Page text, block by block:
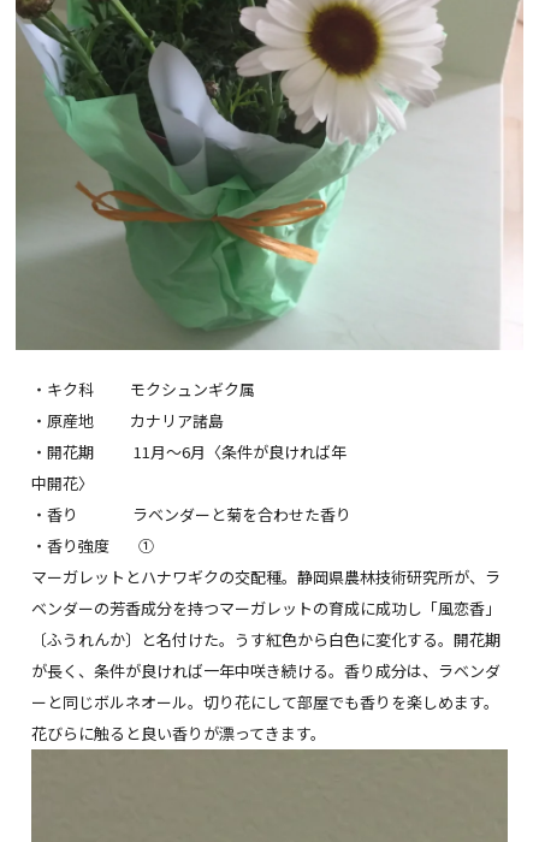
・キク科 モクシュンギク属
・原産地 カナリア諸島
・開花期 11月〜6月〈条件が良ければ年
中開花〉
・香り ラベンダーと菊を合わせた香り
・香り強度 ①
マーガレットとハナワギクの交配種。静岡県農林技術研究所が、ラ
ベンダーの芳香成分を持つマーガレットの育成に成功し「風恋香」
〔ふうれんか〕と名付けた。うす紅色から白色に変化する。開花期
が長く、条件が良ければ一年中咲き続ける。香り成分は、ラベンダ
ーと同じボルネオール。切り花にして部屋でも香りを楽しめます。
花びらに触ると良い香りが漂ってきます。